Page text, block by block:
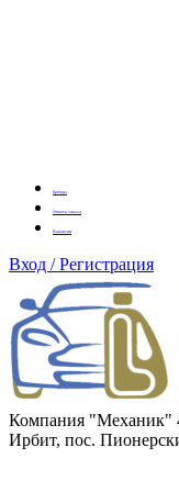
Бренды
Оплата заказа
Вакансии
Вход / Регистрация
Компания "Механик"
Ирбит, пос.